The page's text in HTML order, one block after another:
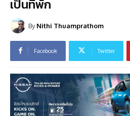
เป็นที่พัก
By Nithi Thuamprathom
Facebook Twitter